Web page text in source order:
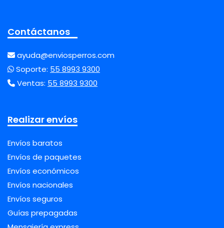
Contáctanos
ayuda@enviosperros.com
Soporte: 55 8993 9300
Ventas: 55 8993 9300
Realizar envíos
Envíos baratos
Envíos de paquetes
Envíos económicos
Envíos nacionales
Envíos seguros
Guías prepagadas